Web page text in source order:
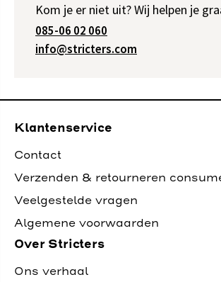
Kom je er niet uit? Wij helpen je
085-06 02 060
info@stricters.com
Klantenservice
Contact
Verzenden & retourneren
Veelgestelde vragen
Algemene voorwaarden
Over Stricters
Ons verhaal